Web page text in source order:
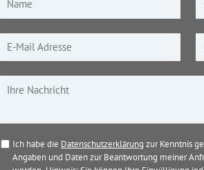
Ich habe die Datenschutzerklärung zur Kenntnis
Angaben und Daten zur Beantwortung meiner